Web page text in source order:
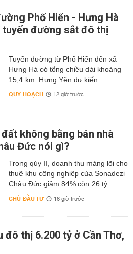
Phố Hiến - Hưng Hà
tuyến đường sắt đô thị
Tuyến đường từ Phố Hiến đến xã
Hưng Hà có tổng chiều dài khoảng
15,4 km. Hưng Yên dự kiến...
QUY HOẠCH 12 giờ trước
không bằng bán nhà
Đức nói gì?
Trong qúy II, doanh thu mảng lõi cho
thuê khu công nghiệp của Sonadezi
Châu Đức giảm 84% còn 26 tỷ...
CHỦ ĐẦU TƯ 16 giờ trước
đô thị 6.200 tỷ ở Cần Thơ,